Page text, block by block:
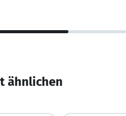
ähnlichen